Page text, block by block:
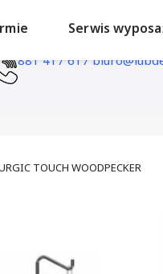
881 417 617
Serwis
TOUCH WOODPECKER